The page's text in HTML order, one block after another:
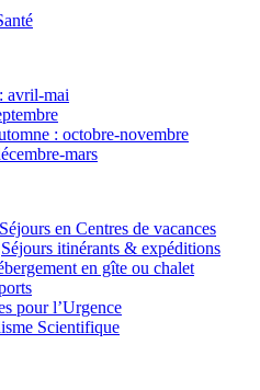
avril-mai
: octobre-novembre
mars
Séjours en Centres de vacances
Séjours itinérants & expéditions
en gîte ou chalet
pour l’Urgence
Scientifique